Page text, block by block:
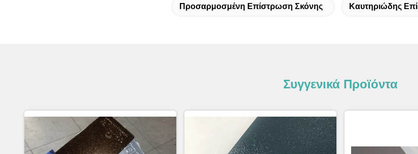
Προσαρμοσμένη Επίστρωση Σκόνης Καυτηριώδης
Συγγενικά Προϊόντα